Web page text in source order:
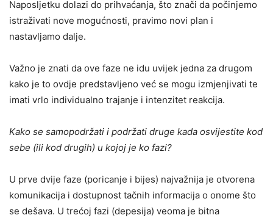
Naposljetku dolazi do prihvaćanja, što znači da počinjemo
istraživati nove mogućnosti, pravimo novi plan i
nastavljamo dalje.
Važno je znati da ove faze ne idu uvijek jedna za drugom
kako je to ovdje predstavljeno već se mogu izmjenjivati te
imati vrlo individualno trajanje i intenzitet reakcija.
Kako se samopodržati i podržati druge kada osvijestite kod
sebe (ili kod drugih) u kojoj je ko fazi?
U prve dvije faze (poricanje i bijes) najvažnija je otvorena
komunikacija i dostupnost tačnih informacija o onome što
se dešava. U trećoj fazi (depesija) veoma je bitna